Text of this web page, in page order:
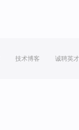
技术博客 诚聘英才